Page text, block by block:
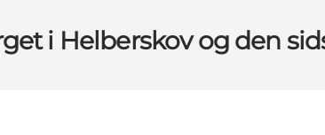
i Helberskov og den